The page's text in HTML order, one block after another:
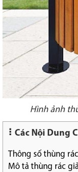
Hình ảnh
Các Nội Dung
Thông số thùng
Mô tả thùng rác